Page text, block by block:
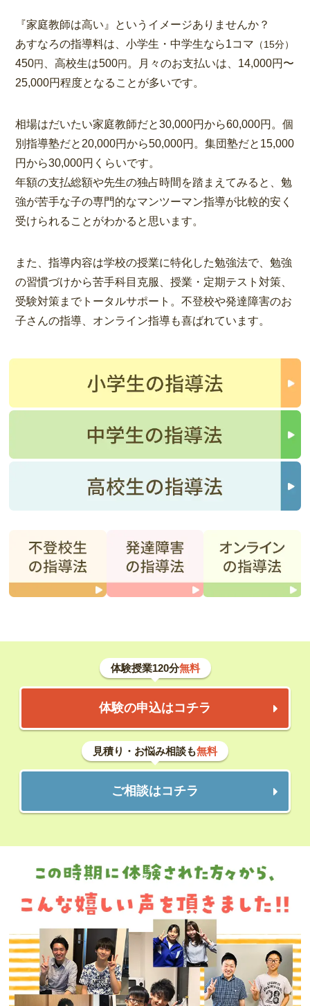
『家庭教師は高い』というイメージありませんか？
あすなろの指導料は、小学生・中学生なら1コマ （15分）
450円 、高校生は500円 。月々のお支払いは、14,000円〜
25,000円程度となることが多いです。
相場はだいたい家庭教師だと30,000円から60,000円。個
別指導塾だと20,000円から50,000円。集団塾だと15,000
円から30,000円くらいです。
年額の支払総額や先生の独占時間を踏まえてみると、勉
強が苦手な子の専門的なマンツーマン指導が比較的安く
受けられることがわかると思います。
また、指導内容は学校の授業に特化した勉強法で、勉強
の習慣づけから苦手科目克服、授業・定期テスト対策、
受験対策までトータルサポート。不登校や発達障害のお
子さんの指導、オンライン指導も喜ばれています。
体験授業120分無料
体験の申込はコチラ
見積り・お悩み相談も無料
ご相談はコチラ